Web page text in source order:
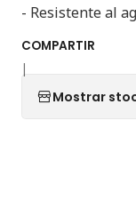
- Resistente al
COMPARTIR
|
Mostrar